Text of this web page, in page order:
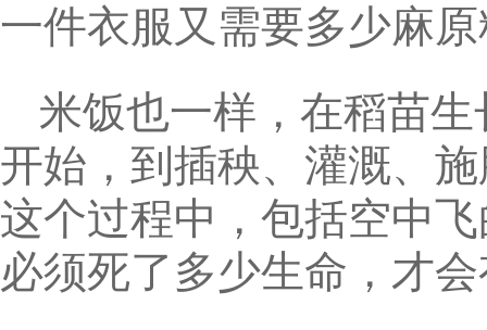
一件衣服又需要多少麻
米饭也一样，在稻苗
开始，到插秧、灌溉、
这个过程中，包括空中
必须死了多少生命，才